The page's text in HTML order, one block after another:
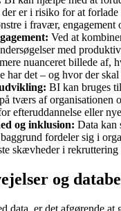
der er i risiko for at
i fravær, engagement
Ved at
med
nuanceret billede af,
har det – og hvor der
BI kan bruges
tværs af organisationen
efteruddannelse eller
og inklusion: Data kan
fordeler sig i
skævheder i rekruttering
og
data, er det afgørende at